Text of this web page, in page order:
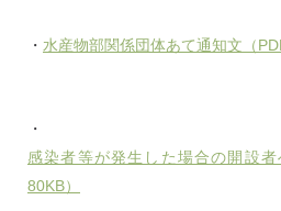
・ 水産物部関係団体あて通知文（
・
感染者等が発生した場合の開設者
80KB）